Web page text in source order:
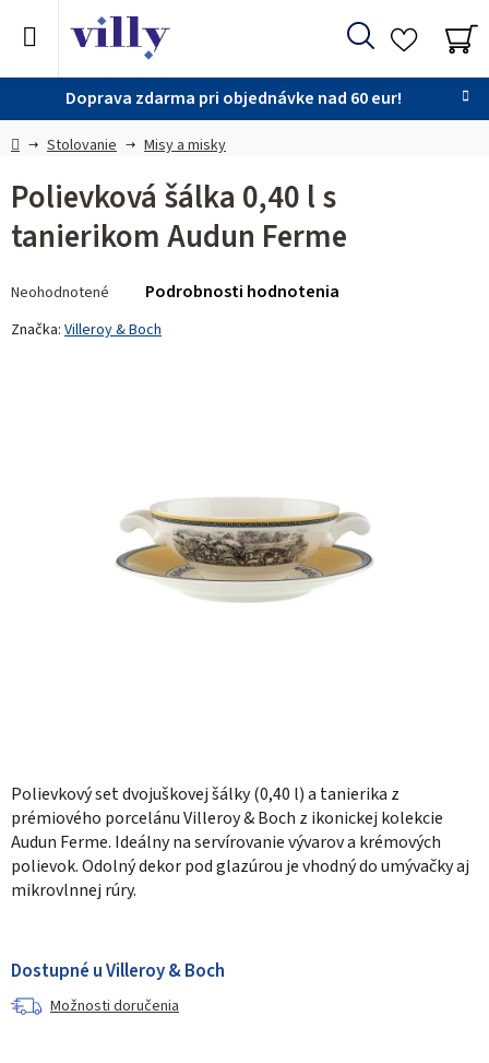
Doprava zdarma pri objednávke nad 60 eur!
Hľadať
DomovStolovanie Misy a misky
Polievkový set dvojuškovej šálky (0,40 l) a tanierika z
prémiového porcelánu Villeroy & Boch z ikonickej kolekcie
Audun Ferme. Ideálny na servírovanie vývarov a krémových
polievok. Odolný dekor pod glazúrou je vhodný do umývačky aj
mikrovlnnej rúry.
Dostupné u Villeroy & Boch
Možnosti doručenia
Polievková šálka 0,40 l s
tanierikom Audun Ferme
hodnotenie
produktu
Neohodnotené Podrobnosti hodnotenia
Značka: Villeroy & Boch